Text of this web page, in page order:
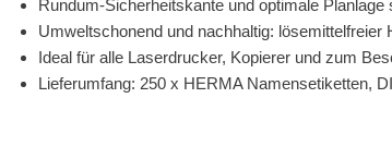
Rundum-Sicherheitskante und optimale
Umweltschonend und nachhaltig: lösemittelfreier
Ideal für alle Laserdrucker, Kopierer und zum
Lieferumfang: 250 x HERMA Namensetiketten,